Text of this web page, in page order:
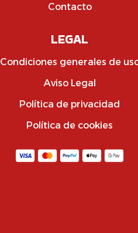
Contacto
LEGAL
Condiciones generales de
Aviso Legal
Política de privacidad
Política de cookies